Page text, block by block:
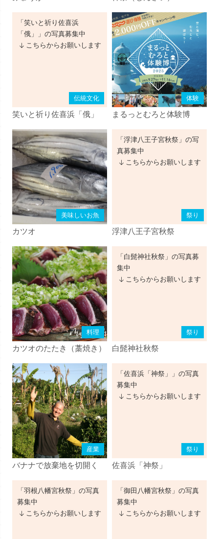
「笑いと祈り佐喜浜
「俄」」の写真募集中
こちらからお願いします
伝統文化
笑いと祈り佐喜浜「俄」
体験
まるっとむろと体験博
美味しいお魚
カツオ
「浮津八王子宮秋祭」の写
真募集中
こちらからお願いします
祭り
浮津八王子宮秋祭
料理
カツオのたたき（藁焼き）
「白髭神社秋祭」の写真募
集中
こちらからお願いします
祭り
白髭神社秋祭
産業
バナナで放棄地を切開く
「佐喜浜「神祭」」の写真
募集中
こちらからお願いします
祭り
佐喜浜「神祭」
「羽根八幡宮秋祭」の写真
募集中
こちらからお願いします
「御田八幡宮秋祭」の写真
募集中
こちらからお願いします